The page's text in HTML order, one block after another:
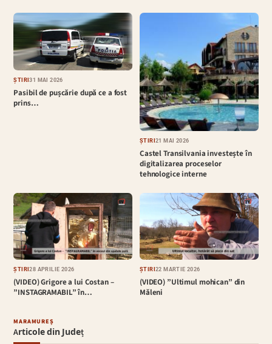
ȘTIRI31 MAI 2026
Pasibil de pușcărie după ce a fost
prins…
ȘTIRI21 MAI 2026
Castel Transilvania investește în
digitalizarea proceselor
tehnologice interne
ȘTIRI28 APRILIE 2026
(VIDEO) Grigore a lui Costan –
”INSTAGRAMABIL” în…
ȘTIRI22 MARTIE 2026
(VIDEO) ”Ultimul mohican” din
Măleni
MARAMUREȘ
Articole din Județ